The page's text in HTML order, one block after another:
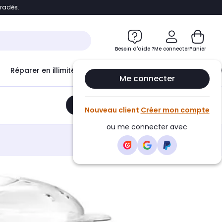
Accéder directement au chatbot
Besoin d'aide ?Me connecter
Me connecter
Nouveau client Créer mon compte
ou me connecter avec
Panier
Réparer en illimité avec Le Club Infinity
Ajouter au panier